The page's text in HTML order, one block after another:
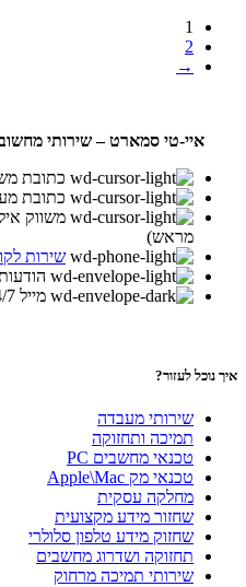
1
2
→
איי-טי סמארט – שירותי
כתובת
כתובת
משווק
מראש)
שירות לקוחות
הודעות
מייל 24/7: support@webdot.co.il
איך נוכל לעזור?
שירותי מעבדה
תמיכה ותחזוקה
טכנאי מחשבים PC
טכנאי מק Apple\Mac
מחלקה עסקית
שחזור מידע מקצועית
שחזוק מידע טלפון סלולרי
תחזוקה ושדרוג מחשבים
שירותי תמיכה מרחוק